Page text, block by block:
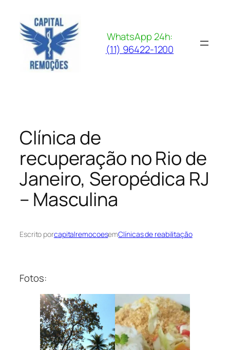
para
conteúdo
WhatsApp 24h:
(11) 96422-1200
Clínica de
recuperação no Rio de
Janeiro, Seropédica RJ
– Masculina
Escrito porcapitalremocoesemClínicas de reabilitação
Fotos: